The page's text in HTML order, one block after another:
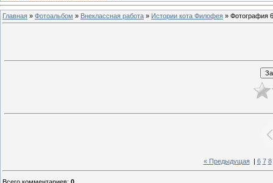
Главная » Фотоальбом » Внеклассная работа » Истории кота Филофея » Фотография
« Предыдущая| 6 7 8